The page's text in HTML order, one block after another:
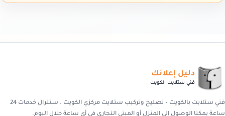
دليل إعلانك
فني ستلايت الكويت
فني ستلايت بالكويت – تصليح وتركيب ستلايت مركزي الكويت . سنترال خدمات 24
ساعة يمكنا الوصول إلى المنزل أو المبنى التجاري في أي ساعة خلال اليوم.